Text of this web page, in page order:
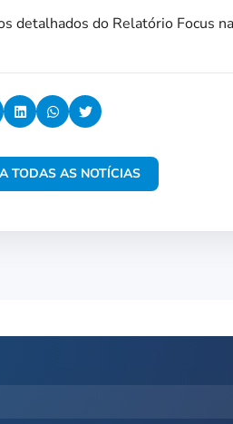
detalhados do Relatório Focus
TODAS AS NOTÍCIAS